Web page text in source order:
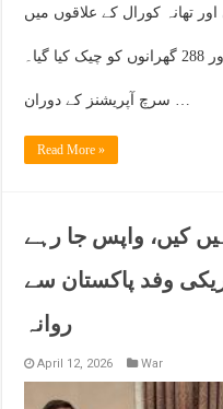
اور تھانہ کورال کے علاقوں میں
کیے گئے جس کے دوران 599 افراد اور 288 گھرانوں کو چیک کیا گیا۔
Read More »
کیں، واپس جا رہے
وفد پاکستان سے
روانہ
April 12, 2026 War